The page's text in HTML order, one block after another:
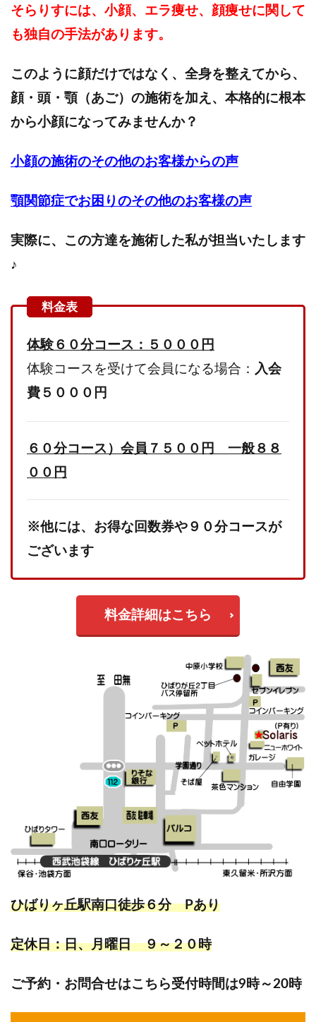
そらりすには、小顔、エラ痩せ、顔痩せに関して
も独自の手法があります。
このように顔だけではなく、全身を整えてから、
顔・頭・顎（あご）の施術を加え、本格的に根本
から小顔になってみませんか？
小顔の施術のその他のお客様からの声
顎関節症でお困りのその他のお客様の声
実際に、この方達を施術した私が担当いたします
♪
体験６０分コース：５０００円
体験コースを受けて会員になる場合： 入会
費５０００円
６０分コース）会員７５００円 一般８８
００円
※他には、お得な回数券や９０分コースが
ございます
料金詳細はこちら
ひばりヶ丘駅南口徒歩６分 Pあり
定休日：日、月曜日 ９～２０時
ご予約・お問合せはこちら受付時間は9時～20時